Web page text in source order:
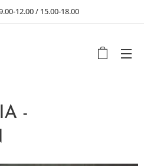
12.00 / 15.00-18.00
-